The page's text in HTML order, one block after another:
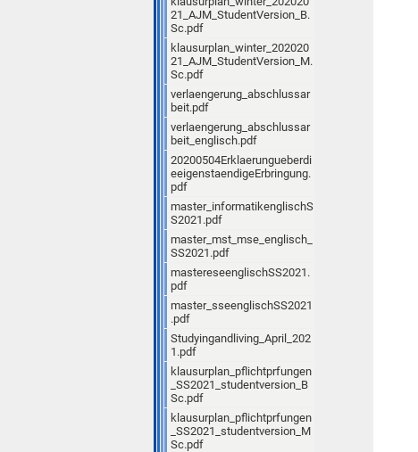
21_AJM_StudentVersion_B.
Sc.pdf
klausurplan_winter_202020
21_AJM_StudentVersion_M.
Sc.pdf
verlaengerung_abschlussar
beit.pdf
verlaengerung_abschlussar
beit_englisch.pdf
20200504Erklaerungueberdi
eeigenstaendigeErbringung.
pdf
master_informatikenglischS
S2021.pdf
master_mst_mse_englisch_
SS2021.pdf
mastereseenglischSS2021.
pdf
master_sseenglischSS2021
.pdf
Studyingandliving_April_202
1.pdf
klausurplan_pflichtprfungen
_SS2021_studentversion_B
Sc.pdf
klausurplan_pflichtprfungen
_SS2021_studentversion_M
Sc.pdf